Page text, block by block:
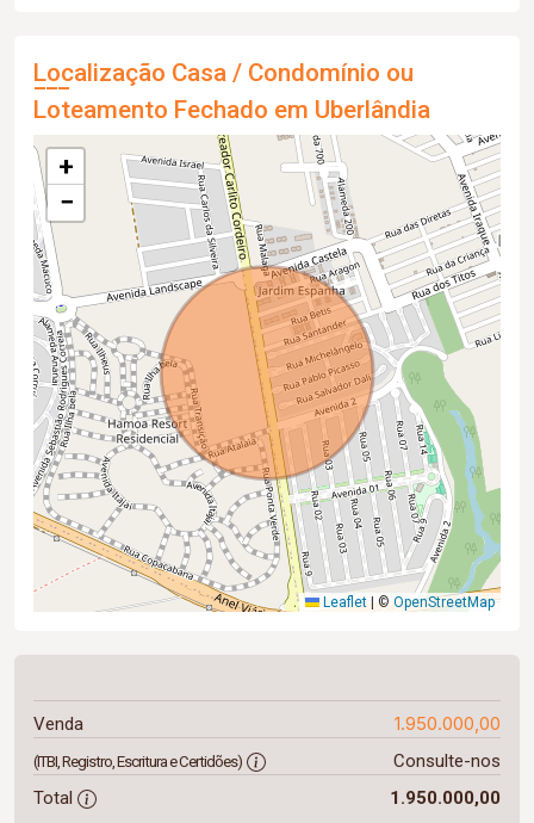
Localização Casa / Condomínio ou
Loteamento Fechado em Uberlândia
+
−
Leaflet | © OpenStreetMap
Venda 1.950.000,00
(ITBI, Registro, Escritura e Certidões)
Consulte-nos
Total
1.950.000,00